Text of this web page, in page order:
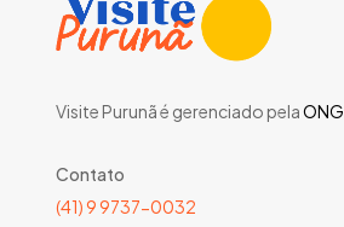
Visite Purunã é gerenciado pelaONG
Contato
(41) 9 9737-0032